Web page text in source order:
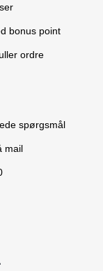
bonus point
ordre
spørgsmål
mail